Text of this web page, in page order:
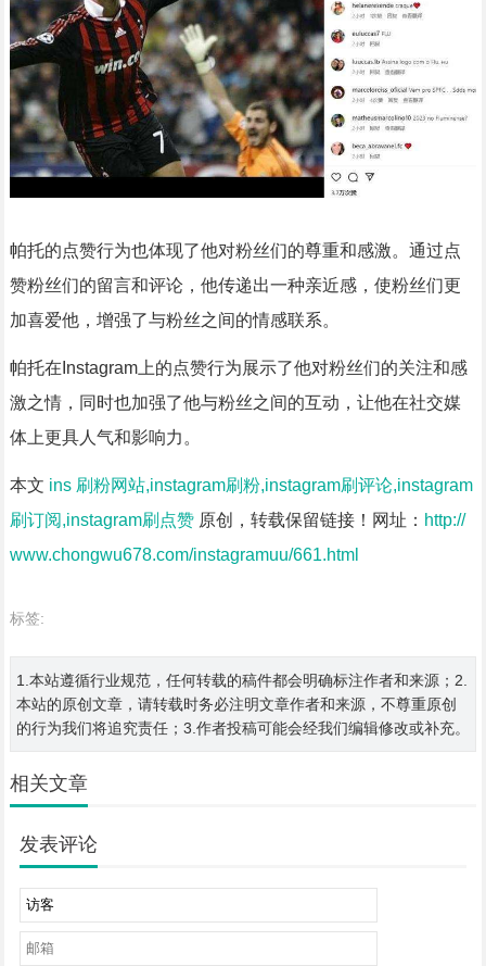
帕托的点赞行为也体现了他对粉丝们的尊重和感激。通过点
赞粉丝们的留言和评论，他传递出一种亲近感，使粉丝们更
加喜爱他，增强了与粉丝之间的情感联系。
帕托在Instagram上的点赞行为展示了他对粉丝们的关注和感
激之情，同时也加强了他与粉丝之间的互动，让他在社交媒
体上更具人气和影响力。
本文 ins 刷粉网站,instagram刷粉,instagram刷评论,instagram
刷订阅,instagram刷点赞原创，转载保留链接！网址： http://
www.chongwu678.com/instagramuu/661.html
标签:
1.本站遵循行业规范，任何转载的稿件都会明确标注作者和来源；2.
本站的原创文章，请转载时务必注明文章作者和来源，不尊重原创
的行为我们将追究责任；3.作者投稿可能会经我们编辑修改或补充。
相关文章
发表评论